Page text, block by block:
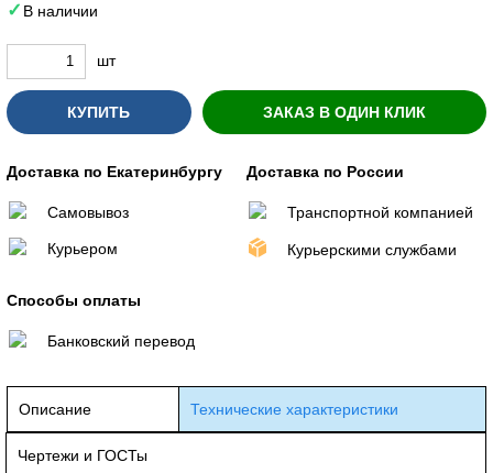
В наличии
шт
КУПИТЬ ЗАКАЗ В ОДИН КЛИК
Доставка по Екатеринбургу
Самовывоз
Курьером
Доставка по России
Транспортной компанией
Курьерскими службами
Способы оплаты
Банковский перевод
Описание Технические характеристики
Чертежи и ГОСТы